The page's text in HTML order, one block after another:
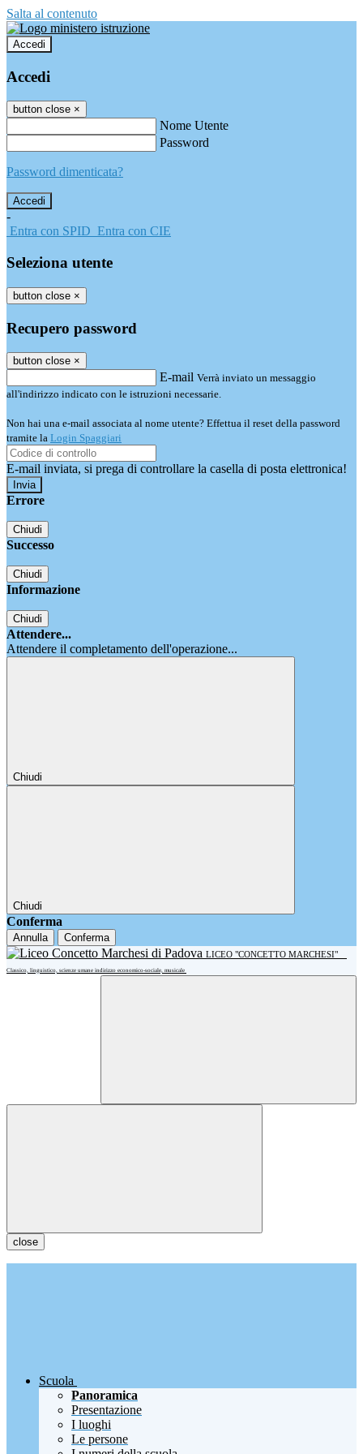
Salta al contenuto
Accedi
Accedi
button close ×
Nome Utente
Password
Password dimenticata?
-
Entra con SPID Entra con CIE
Seleziona utente
button close ×
Recupero password
button close ×
E-mail Verrà inviato un messaggio
all'indirizzo indicato con le istruzioni necessarie.
Non hai una e-mail associata al nome utente? Effettua il reset della password
tramite la Login Spaggiari
E-mail inviata, si prega di controllare la casella di posta elettronica!
Errore
Chiudi
Successo
Chiudi
Informazione
Chiudi
Attendere...
Attendere il completamento dell'operazione...
Chiudi
Chiudi
Conferma
Annulla Conferma
LICEO "CONCETTO MARCHESI"
Classico, linguistico, scienze umane indirizzo economico-sociale, musicale
close
Scuola
Panoramica
Presentazione
I luoghi
Le persone